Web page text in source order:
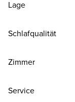
Lage
Schlafqualität
Zimmer
Service